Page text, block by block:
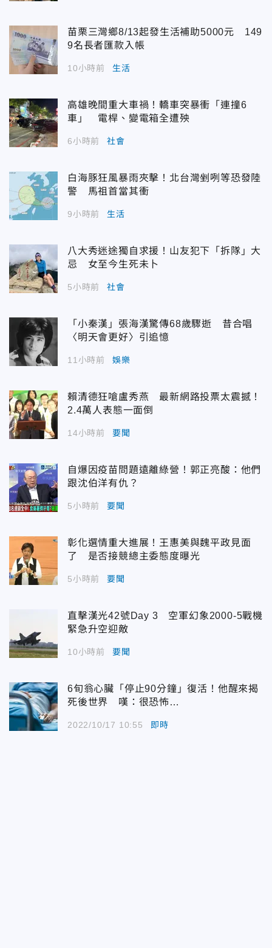
苗栗三灣鄉8/13起發生活補助5000元 149
9名長者匯款入帳
10小時前 生活
高雄晚間重大車禍！轎車突暴衝「連撞6
車」 電桿、變電箱全遭殃
6小時前 社會
白海豚狂風暴雨夾擊！北台灣剉咧等恐發陸
警 馬祖首當其衝
9小時前 生活
八大秀迷途獨自求援！山友犯下「拆隊」大
忌 女至今生死未卜
5小時前 社會
「小秦漢」張海漢驚傳68歲驟逝 昔合唱
〈明天會更好〉引追憶
11小時前 娛樂
賴清德狂嗆盧秀燕 最新網路投票太震撼！
2.4萬人表態一面倒
14小時前 要聞
自爆因疫苗問題遠離綠營！郭正亮酸：他們
跟沈伯洋有仇？
5小時前 要聞
彰化選情重大進展！王惠美與魏平政見面
了 是否接競總主委態度曝光
5小時前 要聞
直擊漢光42號Day 3 空軍幻象2000-5戰機
緊急升空迎敵
10小時前 要聞
6旬翁心臟「停止90分鐘」復活！他醒來揭
死後世界 嘆：很恐怖…
2022/10/17 10:55 即時